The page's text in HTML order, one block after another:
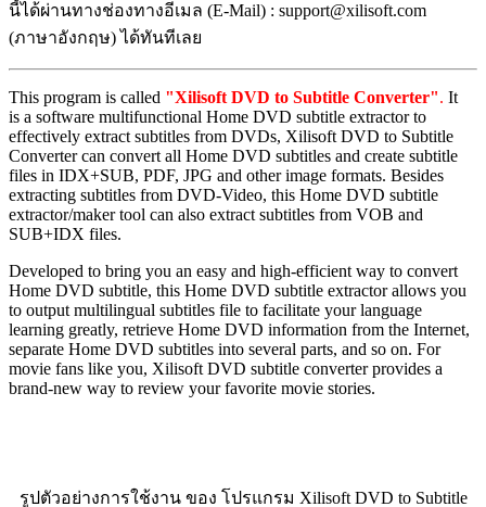
นี้ได้ผ่านทางช่องทางอีเมล (E-Mail) : support@xilisoft.com
(ภาษาอังกฤษ) ได้ทันทีเลย
This program is called "Xilisoft DVD to Subtitle Converter". It
is a software multifunctional Home DVD subtitle extractor to
effectively extract subtitles from DVDs, Xilisoft DVD to Subtitle
Converter can convert all Home DVD subtitles and create subtitle
files in IDX+SUB, PDF, JPG and other image formats. Besides
extracting subtitles from DVD-Video, this Home DVD subtitle
extractor/maker tool can also extract subtitles from VOB and
SUB+IDX files.
Developed to bring you an easy and high-efficient way to convert
Home DVD subtitle, this Home DVD subtitle extractor allows you
to output multilingual subtitles file to facilitate your language
learning greatly, retrieve Home DVD information from the Internet,
separate Home DVD subtitles into several parts, and so on. For
movie fans like you, Xilisoft DVD subtitle converter provides a
brand-new way to review your favorite movie stories.
รูปตัวอย่างการใช้งาน ของ โปรแกรม Xilisoft DVD to Subtitle